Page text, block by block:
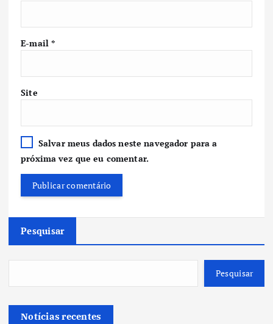
E-mail*
Site
Salvar meus dados neste navegador para a
próxima vez que eu comentar.
Pesquisar
Pesquisar
Notícias recentes